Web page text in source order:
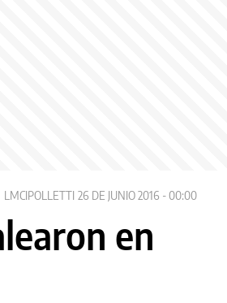
LMCIPOLLETTI 26 DE JUNIO 2016 - 00:00
en